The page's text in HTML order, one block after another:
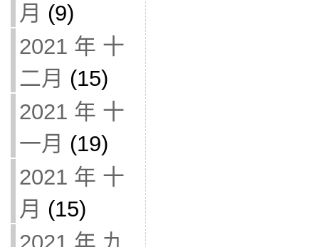
月 (9)
2021 年 十
二月 (15)
2021 年 十
一月 (19)
2021 年 十
月 (15)